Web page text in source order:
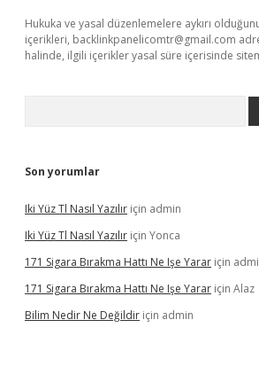
Hukuka ve yasal düzenlemelere aykırı
içerikleri, backlinkpanelicomtr@gmail.com
halinde, ilgili içerikler yasal süre içerisinde
Son yorumlar
Iki Yüz Tl Nasıl Yazılır için admin
Iki Yüz Tl Nasıl Yazılır için Yonca
171 Sigara Bırakma Hattı Ne Işe Yarar için
171 Sigara Bırakma Hattı Ne Işe Yarar için Alaz
Bilim Nedir Ne Değildir için admin